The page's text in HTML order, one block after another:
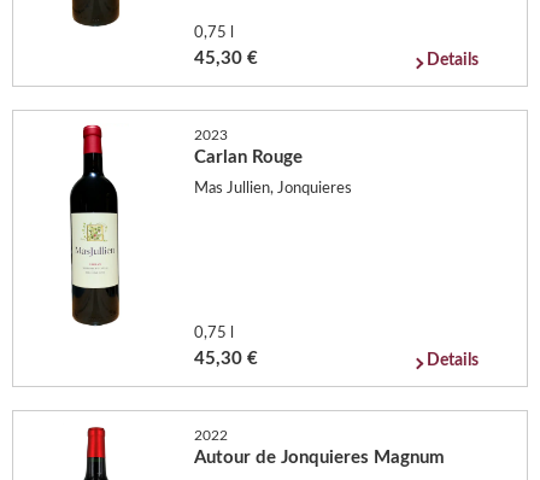
0,75 l
45,30 € Details
2023
Carlan Rouge
Mas Jullien, Jonquieres
0,75 l
45,30 € Details
2022
Autour de Jonquieres Magnum